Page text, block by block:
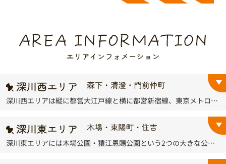
深川西エリアは縦に都営大江戸線と横に都営新宿線、東京メトロ東西線、JR京葉線が走っており、江東区内で都心へ最もアクセスの良い下町エリアとなっています。
深川東エリアには木場公園・猿江恩賜公園という2つの大きな公園があり、この緑豊かな住環境は住民の方々から広く愛されています。